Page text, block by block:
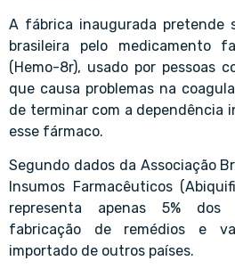
A fábrica inaugurada pretende
brasileira pelo medicamento
(Hemo-8r), usado por pessoas
que causa problemas na
de terminar com a dependência
esse fármaco.
Segundo dados da Associação
Insumos Farmacêuticos
representa apenas 5% dos
fabricação de remédios e
importado de outros países.